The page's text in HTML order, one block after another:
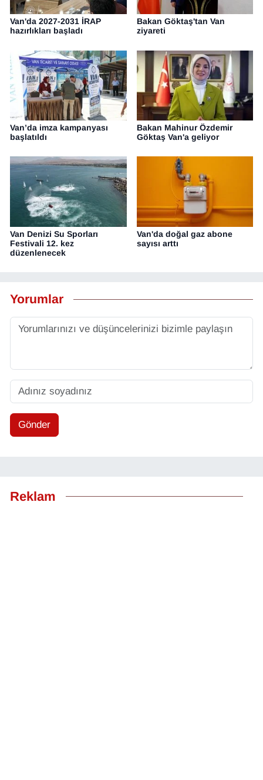
Van'da 2027-2031 İRAP
hazırlıkları başladı
Bakan Göktaş'tan Van
ziyareti
Van’da imza kampanyası
başlatıldı
Bakan Mahinur Özdemir
Göktaş Van'a geliyor
Van Denizi Su Sporları
Festivali 12. kez
düzenlenecek
Van'da doğal gaz abone
sayısı arttı
Yorumlar
Gönder
Reklam